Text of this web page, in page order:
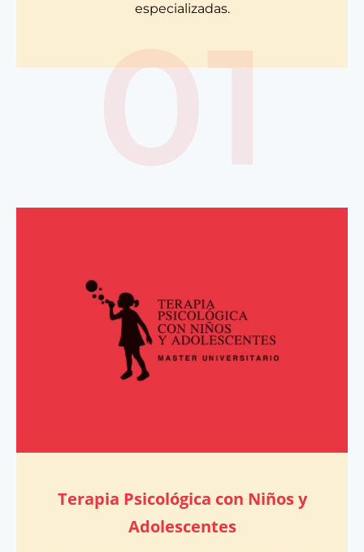
especializadas.
01
Terapia Psicológica con Niños y
Adolescentes